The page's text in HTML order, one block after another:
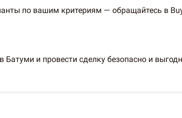
по вашим критериям — обращайтесь в
и провести сделку безопасно и